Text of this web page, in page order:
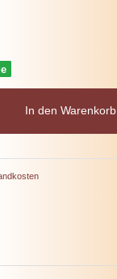
In den Warenkorb